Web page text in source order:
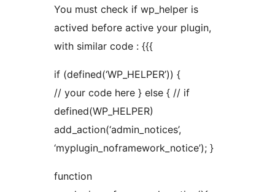
You must check if wp_helper is
actived before active your plugin,
with similar code : {{{
if (defined(‘WP_HELPER’)) {
// your code here } else { // if
defined(WP_HELPER)
add_action(‘admin_notices’,
‘myplugin_noframework_notice’); }
function